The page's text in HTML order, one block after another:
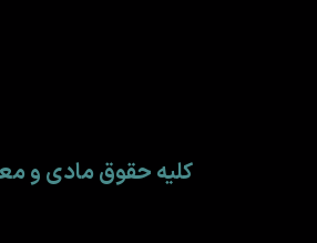
کلیه حقوق مادی و